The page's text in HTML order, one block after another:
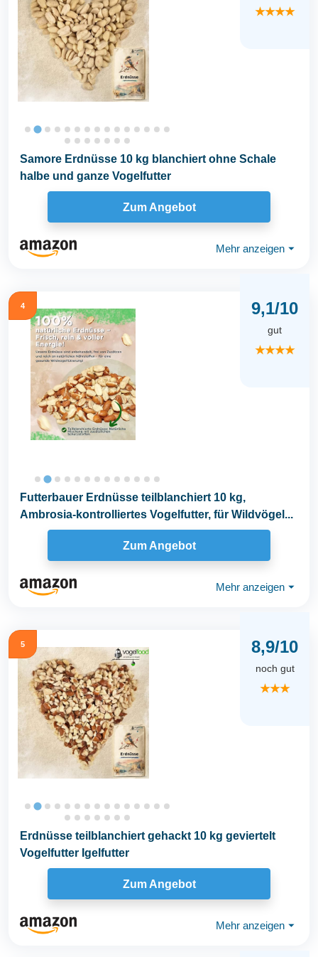
★★★★
Samore Erdnüsse 10 kg blanchiert ohne Schale
halbe und ganze Vogelfutter
Zum Angebot
Mehr anzeigen ⏷
4 9,1/10
gut
★★★★
Futterbauer Erdnüsse teilblanchiert 10 kg,
Ambrosia-kontrolliertes Vogelfutter, für Wildvögel...
Zum Angebot
Mehr anzeigen ⏷
5 8,9/10
noch gut
★★★
Erdnüsse teilblanchiert gehackt 10 kg geviertelt
Vogelfutter Igelfutter
Zum Angebot
Mehr anzeigen ⏷